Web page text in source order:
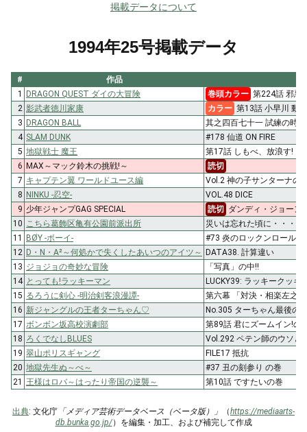
掲載データについて
1994年25号掲載データ
# 作品
1 DRAGON QUEST ダイの大冒険 巻頭カラー 第224話 邪悪
2 影武者徳川家康 カラー 第13話 小早川 動
3 DRAGON BALL
其之四百七十一 試練の時
4 SLAM DUNK
#178 仙道 ON FIRE
5 地獄戦士 魔王
第17話 しもべ、放浪す!
6 MAX～マック鈴木の挑戦!～
読切
7 キャプテン翼 ワールドユース編
Vol.2 神の子サンターナの
8 NINKU -忍空-
VOL.48 DICE
9 少年ジャンプGAG SPECIAL 読切 ダンディ・ジョー
10
こちら葛飾区亀有公園前派出所
災いは忘れた頃に・・・の
11 BØY -ボーイ-
#73 炎のロックンロールボ
12 D・N・A²～何処かで失くしたあいつのアイツ～ DATA38. 計算違い
13 ジョジョの奇妙な冒険
「写真」の中!!
14 とっても!ラッキーマン
LUCKY39: ラッキークッキ
15 るろうに剣心 -明治剣客浪漫譚-
第六幕 「対決・相楽左之
16 新ジャングルの王者ターちゃん♡
No.305 ターちゃん最後の
17 ボンボン坂高校演劇部
第89話 君にズームイン!の
18 ろくでなしBLUES
Vol.292 ペテン師のウソと
19 翠山ポリスギャング
FILE17 抵抗
20 地獄先生ぬ～べ～
#37 丑の刻参り の巻
21
王様はロバ～はったり帝国の逆襲～ 第10話 ですたいの巻
出典: 文化庁 「メディア芸術データベース（ベータ版）」 （https://mediaarts-
db.bunka.go.jp/）を編集・加工、および補完して作成